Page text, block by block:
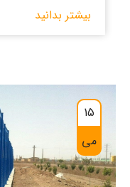
بیشتر بدانید
15
می